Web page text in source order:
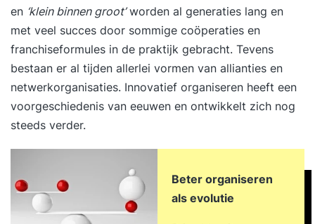
en ‘klein binnen groot’worden al generaties lang en
met veel succes door sommige coöperaties en
franchiseformules in de praktijk gebracht. Tevens
bestaan er al tijden allerlei vormen van allianties en
netwerkorganisaties. Innovatief organiseren heeft een
voorgeschiedenis van eeuwen en ontwikkelt zich nog
steeds verder.
Beter organiseren
als evolutie